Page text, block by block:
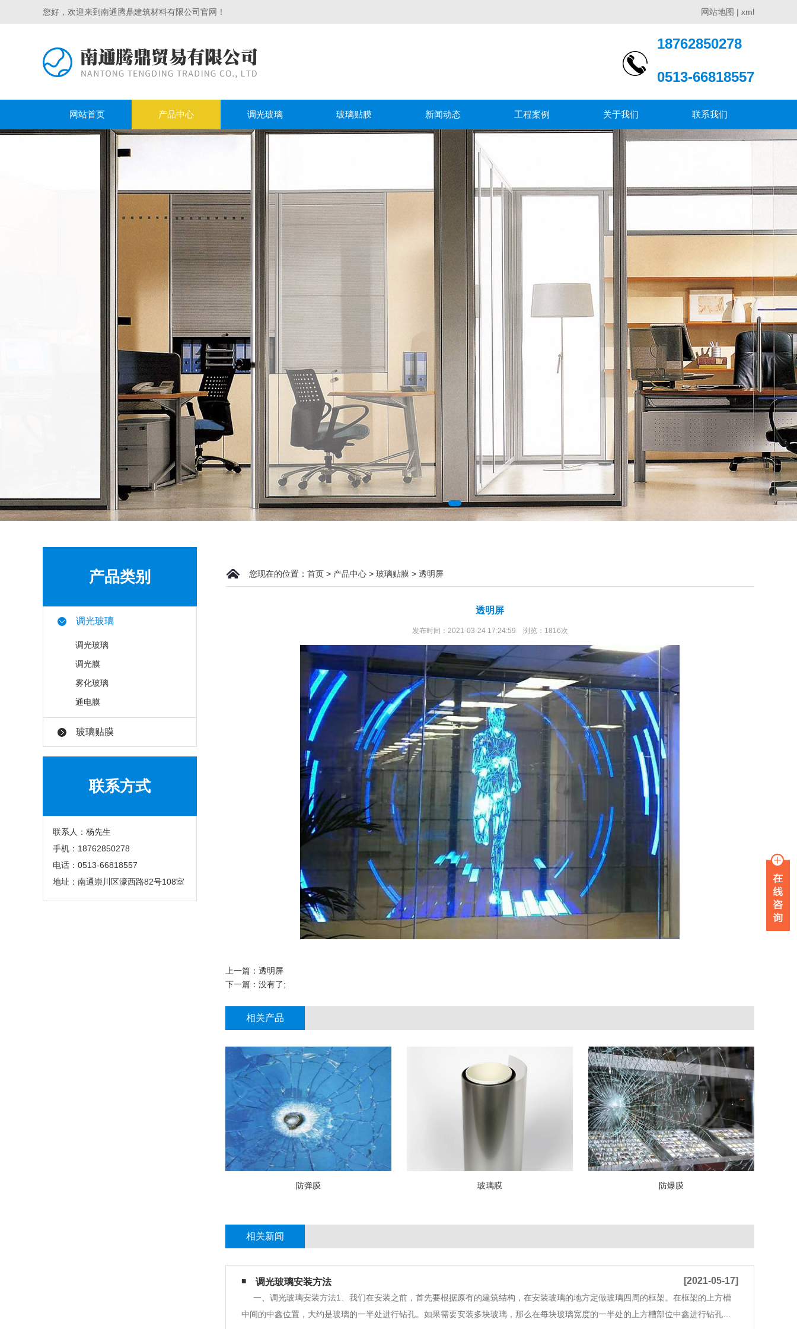
您好，欢迎来到南通腾鼎建筑材料有限公司官网！ 网站地图 | xml
18762850278
0513-66818557
网站首页 产品中心 调光玻璃 玻璃贴膜 新闻动态 工程案例 关于我们 联系我们
产品类别
调光玻璃
调光玻璃
调光膜
雾化玻璃
通电膜
玻璃贴膜
联系方式
联系人：杨先生
手机：18762850278
电话：0513-66818557
地址：南通崇川区濠西路82号108室
您现在的位置： 首页 > 产品中心 > 玻璃贴膜 > 透明屏
透明屏
发布时间：2021-03-24 17:24:59 浏览：1816次
上一篇： 透明屏
下一篇：没有了;
相关产品
防弹膜 玻璃膜 防爆膜
相关新闻
调光玻璃安装方法 [2021-05-17]
一、调光玻璃安装方法1、我们在安装之前，首先要根据原有的建筑结构，在安装玻璃的地方定做玻璃四周的框架。在框架的上方槽
中间的中鑫位置，大约是玻璃的一半处进行钻孔。如果需要安装多块玻璃，那么在每块玻璃宽度的一半处的上方槽部位中鑫进行钻孔。